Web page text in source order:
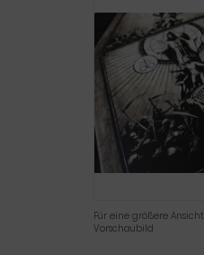
Für eine größere
Vorschaubild